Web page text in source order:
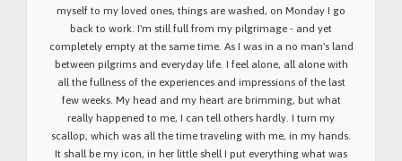
myself to my loved ones, things are washed, on Monday I go
back to work. I'm still full from my pilgrimage - and yet
completely empty at the same time. As I was in a no man's land
between pilgrims and everyday life. I feel alone, all alone with
all the fullness of the experiences and impressions of the last
few weeks. My head and my heart are brimming, but what
really happened to me, I can tell others hardly. I turn my
scallop, which was all the time traveling with me, in my hands.
It shall be my icon, in her little shell I put everything what was